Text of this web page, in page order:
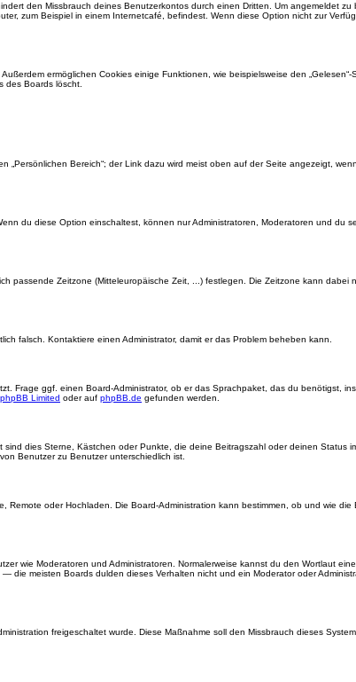
den Missbrauch deines Benutzerkontos durch einen Dritten. Um angemeldet zu
zum Beispiel in einem Internetcafé, befindest. Wenn diese Option nicht zur
ermöglichen Cookies einige Funktionen, wie beispielsweise den „Gelesen“-
des Boards löscht.
Bereich“; der Link dazu wird meist oben auf der Seite angezeigt,
du diese Option einschaltest, können nur Administratoren, Moderatoren und du
passende Zeitzone (Mitteleuropäische Zeit, ...) festlegen. Die Zeitzone kann dabei
falsch. Kontaktiere einen Administrator, damit er das Problem beheben kann.
Frage ggf. einen Board-Administrator, ob er das Sprachpaket, das du benötigst,
phpBB Limited oder auf phpBB.de gefunden werden.
dies Sterne, Kästchen oder Punkte, die deine Beitragszahl oder deinen Status
Benutzer zu Benutzer unterschiedlich ist.
oder Hochladen. Die Board-Administration kann bestimmen, ob und wie die
wie Moderatoren und Administratoren. Normalerweise kannst du den Wortlaut
meisten Boards dulden dieses Verhalten nicht und ein Moderator oder
freigeschaltet wurde. Diese Maßnahme soll den Missbrauch dieses